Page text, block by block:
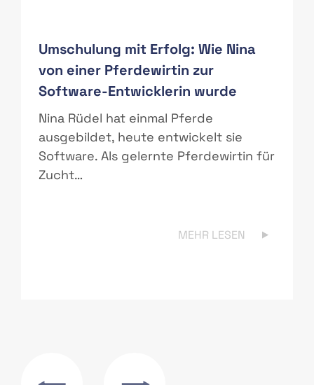
Umschulung mit Erfolg: Wie Nina
von einer Pferdewirtin zur
Software-Entwicklerin wurde
Nina Rüdel hat einmal Pferde
ausgebildet, heute entwickelt sie
Software. Als gelernte Pferdewirtin für
Zucht…
MEHR LESEN